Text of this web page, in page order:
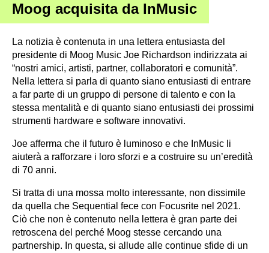
Moog acquisita da InMusic
La notizia è contenuta in una lettera entusiasta del
presidente di Moog Music Joe Richardson indirizzata ai
“nostri amici, artisti, partner, collaboratori e comunità”.
Nella lettera si parla di quanto siano entusiasti di entrare
a far parte di un gruppo di persone di talento e con la
stessa mentalità e di quanto siano entusiasti dei prossimi
strumenti hardware e software innovativi.
Joe afferma che il futuro è luminoso e che InMusic li
aiuterà a rafforzare i loro sforzi e a costruire su un’eredità
di 70 anni.
Si tratta di una mossa molto interessante, non dissimile
da quella che Sequential fece con Focusrite nel 2021.
Ciò che non è contenuto nella lettera è gran parte dei
retroscena del perché Moog stesse cercando una
partnership. In questa, si allude alle continue sfide di un